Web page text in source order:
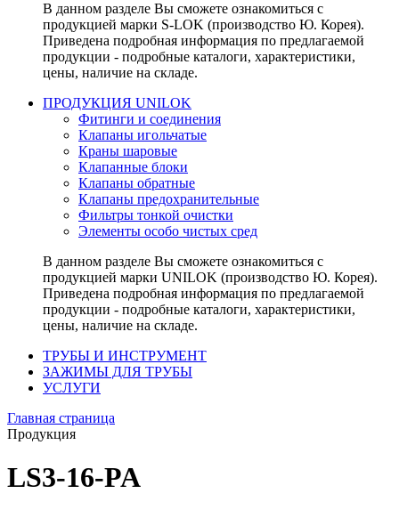
В данном разделе Вы сможете ознакомиться с
продукцией марки S-LOK (производство Ю. Корея).
Приведена подробная информация по предлагаемой
продукции - подробные каталоги, характеристики,
цены, наличие на складе.
ПРОДУКЦИЯ UNILOK
Фитинги и соединения
Клапаны игольчатые
Краны шаровые
Клапанные блоки
Клапаны обратные
Клапаны предохранительные
Фильтры тонкой очистки
Элементы особо чистых сред
В данном разделе Вы сможете ознакомиться с
продукцией марки UNILOK (производство Ю. Корея).
Приведена подробная информация по предлагаемой
продукции - подробные каталоги, характеристики,
цены, наличие на складе.
ТРУБЫ И ИНСТРУМЕНТ
ЗАЖИМЫ ДЛЯ ТРУБЫ
УСЛУГИ
Главная страница
Продукция
LS3-16-PA